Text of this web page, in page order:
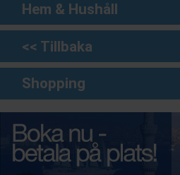
Hem & Hushåll
<< Tillbaka
Shopping